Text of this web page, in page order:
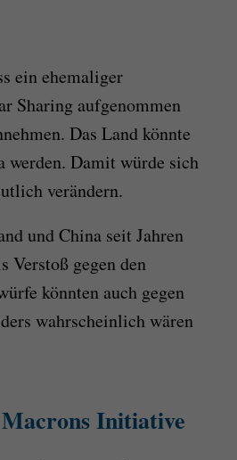
ein ehemaliger
Sharing aufgenommen
Das Land könnte
werden. Damit würde sich
verändern.
und China seit Jahren
Verstoß gegen den
könnten auch gegen
wahrscheinlich wären
Initiative